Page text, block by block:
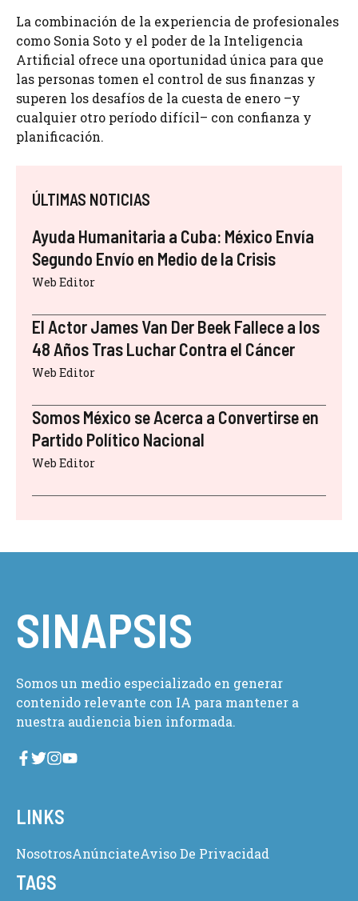
La combinación de la experiencia de profesionales
como Sonia Soto y el poder de la Inteligencia
Artificial ofrece una oportunidad única para que
las personas tomen el control de sus finanzas y
superen los desafíos de la cuesta de enero –y
cualquier otro período difícil– con confianza y
planificación.
ÚLTIMAS NOTICIAS
Ayuda Humanitaria a Cuba: México Envía
Segundo Envío en Medio de la Crisis
Web Editor
El Actor James Van Der Beek Fallece a los
48 Años Tras Luchar Contra el Cáncer
Web Editor
Somos México se Acerca a Convertirse en
Partido Político Nacional
Web Editor
SINAPSIS
Somos un medio especializado en generar
contenido relevante con IA para mantener a
nuestra audiencia bien informada.
LINKS
NosotrosAnúnciateAviso De Privacidad
TAGS